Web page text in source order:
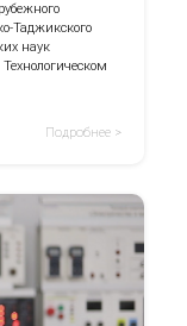
Таджикского
наук
Подробнее >